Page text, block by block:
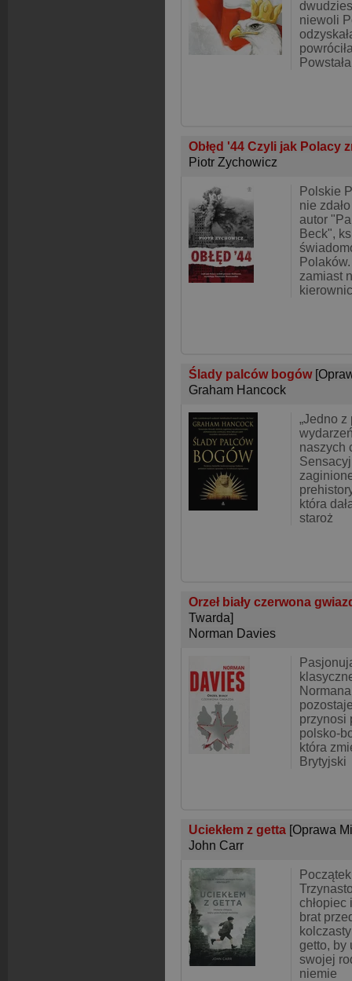
niewoli
Obłęd '44 Czyli jak Polacy
Piotr Zychowicz
Polskie
nie
autor
Beck",
zamiast
Ślady palców bogów
Graham Hancock
„Jedno z
naszych
która
staroż
Orzeł biały czerwona
Twarda]
Norman Davies
przynosi
polsko-
która
Brytyjski
Uciekłem z getta [Oprawa
John Carr
brat
getto, by
swojej
niemie